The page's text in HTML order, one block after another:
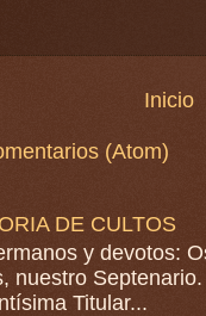
Inicio
(Atom)
DE CULTOS
y devotos:
nuestro
Titular...